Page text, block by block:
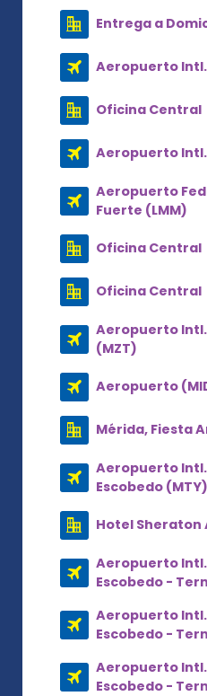
Entrega a
Aeropuerto
Oficina Central
Aeropuerto
Aeropuerto
Fuerte (LMM)
Oficina Central
Oficina Central
Aeropuerto
(MZT)
Aeropuerto
Mérida, Fiesta
Aeropuerto
Escobedo (MTY)
Hotel Sheraton
Aeropuerto
Escobedo -
Aeropuerto
Escobedo -
Aeropuerto
Escobedo -